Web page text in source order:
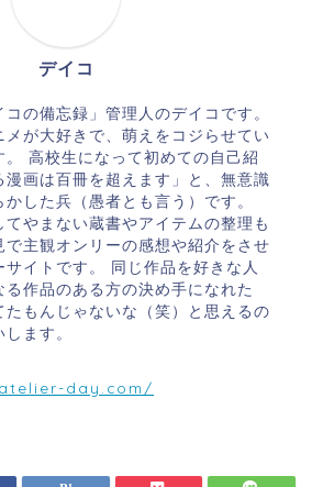
デイコ
の備忘録」管理人のデイコです。
メが大好きで、萌えをコジらせてい
。 高校生になって初めての自己紹
漫画は百冊を超えます」と、無意識
した兵（愚者とも言う）です。
てやまない蔵書やアイテムの整理も
で主観オンリーの感想や紹介をさせ
サイトです。 同じ作品を好きな人
る作品のある方の決め手になれた
たもんじゃないな（笑）と思えるの
ます。
day.com/